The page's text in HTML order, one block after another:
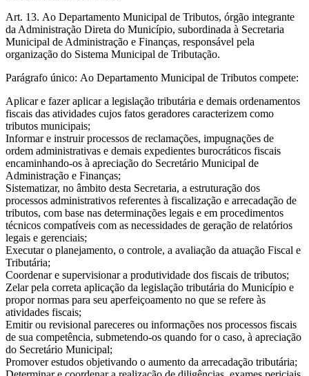
Art. 13. Ao Departamento Municipal de Tributos, órgão integrante
da Administração Direta do Município, subordinada à Secretaria
Municipal de Administração e Finanças, responsável pela
organização do Sistema Municipal de Tributação.
Parágrafo único: Ao Departamento Municipal de Tributos compete:
Aplicar e fazer aplicar a legislação tributária e demais ordenamentos
fiscais das atividades cujos fatos geradores caracterizem como
tributos municipais;
Informar e instruir processos de reclamações, impugnações de
ordem administrativas e demais expedientes burocráticos fiscais
encaminhando-os à apreciação do Secretário Municipal de
Administração e Finanças;
Sistematizar, no âmbito desta Secretaria, a estruturação dos
processos administrativos referentes à fiscalização e arrecadação de
tributos, com base nas determinações legais e em procedimentos
técnicos compatíveis com as necessidades de geração de relatórios
legais e gerenciais;
Executar o planejamento, o controle, a avaliação da atuação Fiscal e
Tributária;
Coordenar e supervisionar a produtividade dos fiscais de tributos;
Zelar pela correta aplicação da legislação tributária do Município e
propor normas para seu aperfeiçoamento no que se refere às
atividades fiscais;
Emitir ou revisional pareceres ou informações nos processos fiscais
de sua competência, submetendo-os quando for o caso, à apreciação
do Secretário Municipal;
Promover estudos objetivando o aumento da arrecadação tributária;